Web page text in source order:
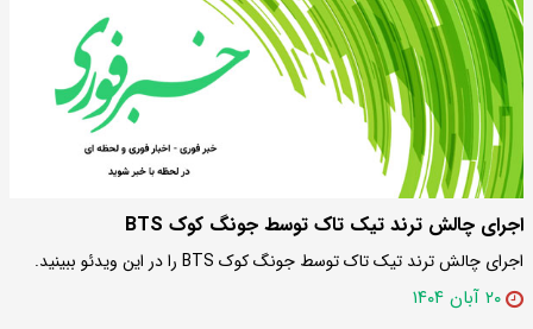
اجرای چالش ترند تیک تاک توسط جونگ کوک BTS
اجرای چالش ترند تیک تاک توسط جونگ کوک BTS را در این ویدئو ببینید.
۲۰ آبان ۱۴۰۴